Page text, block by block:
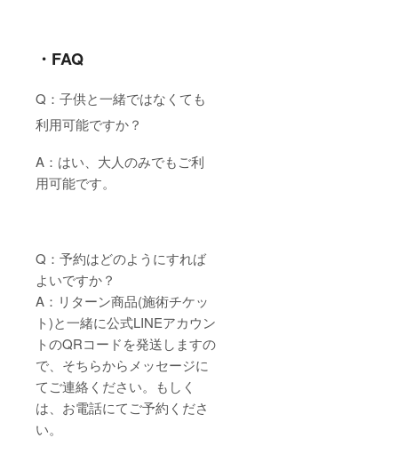
・FAQ
Q：子供と一緒ではなくても
利用可能ですか？
A：はい、大人のみでもご利
用可能です。
Q：予約はどのようにすれば
よいですか？
A：リターン商品(施術チケッ
ト)と一緒に公式LINEアカウン
トのQRコードを発送しますの
で、そちらからメッセージに
てご連絡ください。もしく
は、お電話にてご予約くださ
い。